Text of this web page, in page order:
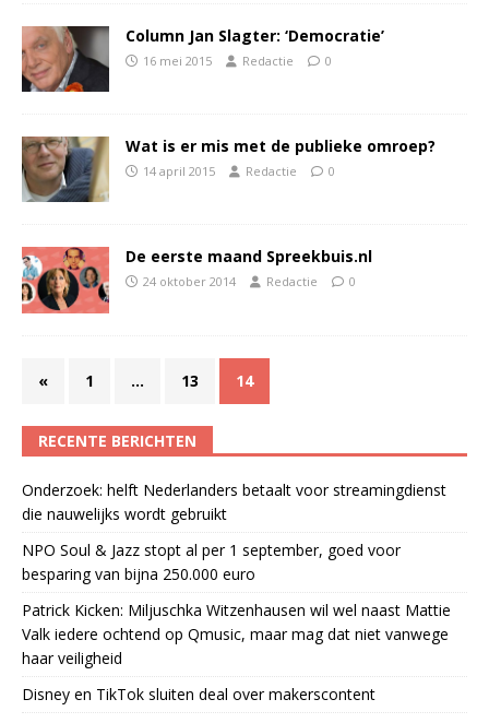
Column Jan Slagter: ‘Democratie’
16 mei 2015 Redactie 0
Wat is er mis met de publieke omroep?
14 april 2015 Redactie 0
De eerste maand Spreekbuis.nl
24 oktober 2014 Redactie 0
« 1 … 13 14
RECENTE BERICHTEN
Onderzoek: helft Nederlanders betaalt voor streamingdienst
die nauwelijks wordt gebruikt
NPO Soul & Jazz stopt al per 1 september, goed voor
besparing van bijna 250.000 euro
Patrick Kicken: Miljuschka Witzenhausen wil wel naast Mattie
Valk iedere ochtend op Qmusic, maar mag dat niet vanwege
haar veiligheid
Disney en TikTok sluiten deal over makerscontent